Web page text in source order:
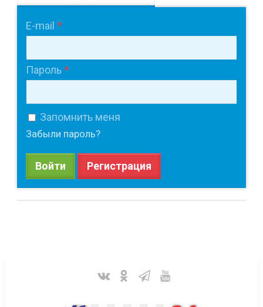
E-mail
Пароль
Запомнить меня
Забыли пароль?
Войти Регистрация